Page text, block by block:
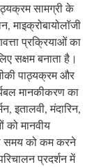
सामग्री के
माइक्रोबायोलॉजी
प्रक्रियाओं का
सक्षम बनाता है।
पाठ्यक्रम और
मानकीकरण का
इतालवी, मंदारिन,
मानवीय
समय को कम करने
प्रदर्शन में